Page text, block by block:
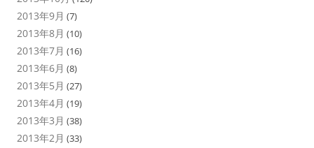
2013年9月 (7)
2013年8月 (10)
2013年7月 (16)
2013年6月 (8)
2013年5月 (27)
2013年4月 (19)
2013年3月 (38)
2013年2月 (33)